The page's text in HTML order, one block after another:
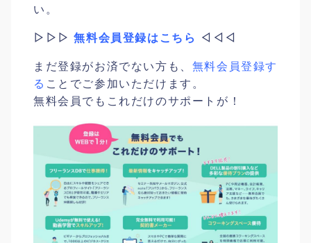
い。
▷▷▷ 無料会員登録はこちら ◁◁◁
まだ登録がお済でない方も、 無料会員登録す
る ことでご参加いただけます。
無料会員でもこれだけのサポートが！